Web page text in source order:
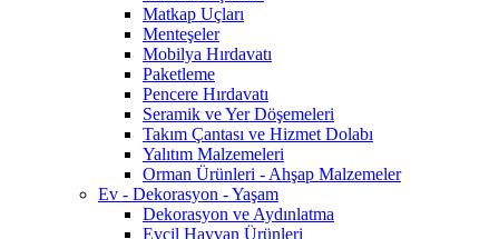
Matkap Uçları
Menteşeler
Mobilya Hırdavatı
Paketleme
Pencere Hırdavatı
Seramik ve Yer Döşemeleri
Takım Çantası ve Hizmet Dolabı
Yalıtım Malzemeleri
Orman Ürünleri - Ahşap Malzemeler
Ev - Dekorasyon - Yaşam
Dekorasyon ve Aydınlatma
Evcil Hayvan Ürünleri